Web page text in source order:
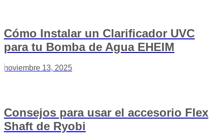
Cómo Instalar un Clarificador UVC
para tu Bomba de Agua EHEIM
noviembre 13, 2025
Consejos para usar el accesorio Flex
Shaft de Ryobi